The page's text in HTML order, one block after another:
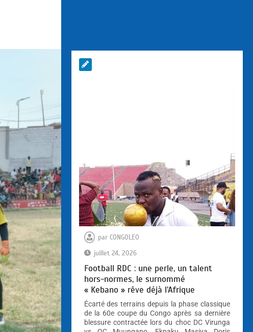
par CONGOLEO
juillet 24, 2026
Football RDC : une perle, un talent
hors-normes, le surnommé
« Kebano » rêve déjà l’Afrique
Écarté des terrains depuis la phase classique
de la 60e coupe du Congo après sa dernière
blessure contractée lors du choc DC Virunga